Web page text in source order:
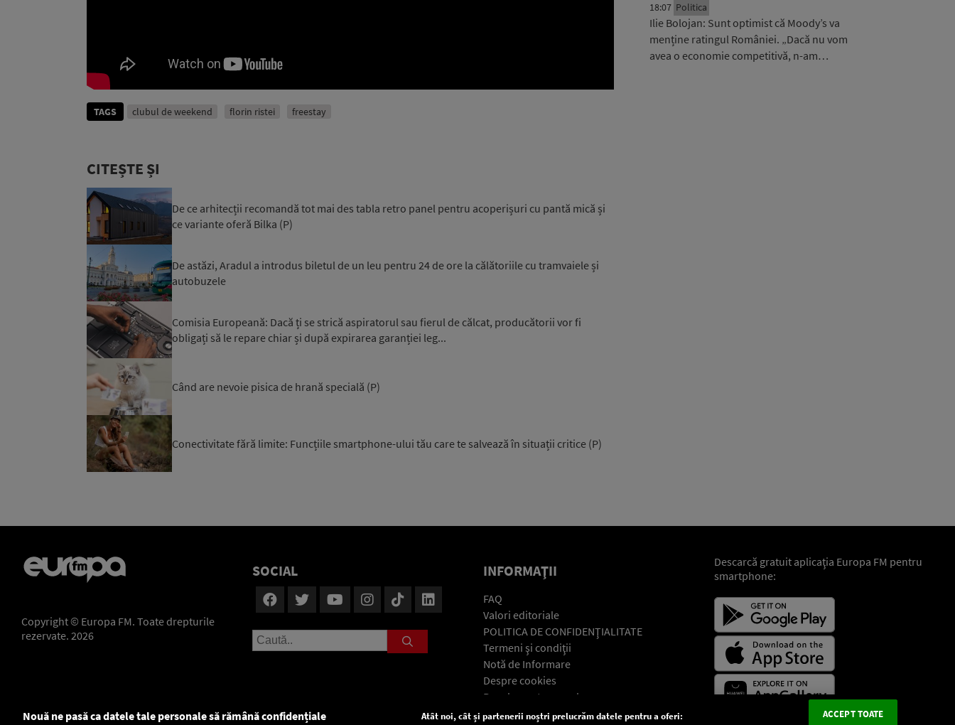
TAGS clubul de weekend florin ristei freestay
CITEȘTE ȘI
De ce arhitecții recomandă tot mai des tabla retro panel pentru acoperișuri cu pantă mică și
ce variante oferă Bilka (P)
De astăzi, Aradul a introdus biletul de un leu pentru 24 de ore la călătoriile cu tramvaiele și
autobuzele
Comisia Europeană: Dacă ți se strică aspiratorul sau fierul de călcat, producătorii vor fi
obligați să le repare chiar și după expirarea garanției leg...
Când are nevoie pisica de hrană specială (P)
Conectivitate fără limite: Funcțiile smartphone-ului tău care te salvează în situații critice (P)
18:07 Politica
Ilie Bolojan: Sunt optimist că Moody’s va
menține ratingul României. „Dacă nu vom
avea o economie competitivă, n-am…
Copyright © Europa FM. Toate drepturile
rezervate. 2026
SOCIAL INFORMAŢII
FAQ
Valori editoriale
POLITICA DE CONFIDENŢIALITATE
Termeni şi condiţii
Notă de Informare
Despre cookies
Regulament general
GDPR
Descarcă gratuit aplicaţia Europa FM pentru
smartphone:
Nouă ne pasă ca datele tale personale să rămână confidențiale Atât noi, cât și partenerii noștri prelucrăm datele pentru a oferi: ACCEPT TOATE